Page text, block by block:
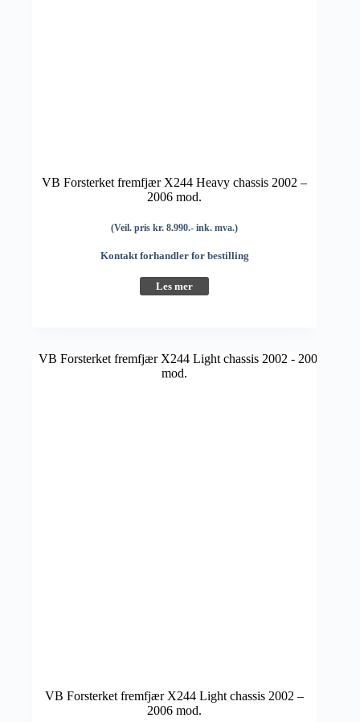
VB Forsterket fremfjær X244 Heavy chassis 2002 –
2006 mod.
(Veil. pris kr. 8.990.- ink. mva.)
Kontakt forhandler for bestilling
Les mer
VB Forsterket fremfjær X244 Light chassis 2002 –
2006 mod.